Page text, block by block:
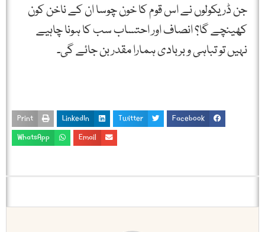
جن ڈریکولوں نے اس قوم کا خون چوسا ان کے ناخن کون
کھینچے گا؟ انصاف اور احتساب سب کا ہونا چاہیے
نہیں تو تباہی و بربادی ہمارا مقدر بن جائے گی۔
Facebook
Twitter
LinkedIn
Print
Email
WhatsApp